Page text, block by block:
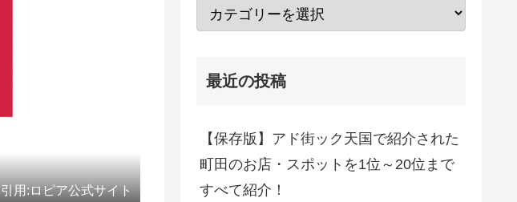
引用:ロピア公式サイト
最近の投稿
【保存版】アド街ック天国で紹介された
町田のお店・スポットを1位～20位まで
すべて紹介！